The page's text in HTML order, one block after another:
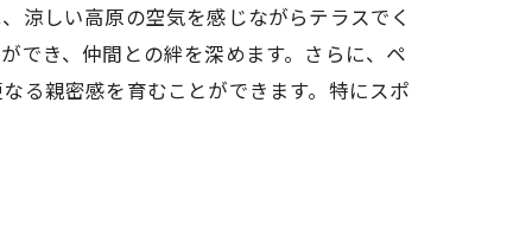
涼しい高原の空気を感じながらテラスでく
でき、仲間との絆を深めます。さらに、ペ
る親密感を育むことができます。特にスポ